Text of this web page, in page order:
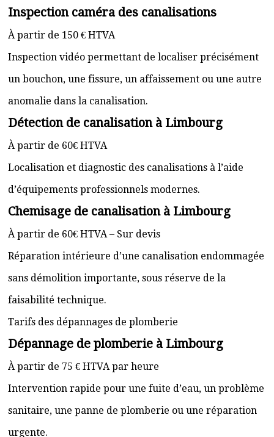
Inspection caméra des canalisations
À partir de 150 € HTVA
Inspection vidéo permettant de localiser précisément
un bouchon, une fissure, un affaissement ou une autre
anomalie dans la canalisation.
Détection de canalisation à Limbourg
À partir de 60€ HTVA
Localisation et diagnostic des canalisations à l’aide
d’équipements professionnels modernes.
Chemisage de canalisation à Limbourg
À partir de 60€ HTVA – Sur devis
Réparation intérieure d’une canalisation endommagée
sans démolition importante, sous réserve de la
faisabilité technique.
Tarifs des dépannages de plomberie
Dépannage de plomberie à Limbourg
À partir de 75 € HTVA par heure
Intervention rapide pour une fuite d’eau, un problème
sanitaire, une panne de plomberie ou une réparation
urgente.